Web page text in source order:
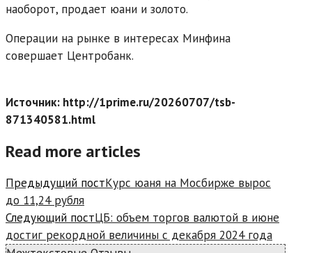
наоборот, продает юани и золото.
Операции на рынке в интересах Минфина
совершает Центробанк.
Источник: http://1prime.ru/20260707/tsb-
871340581.html
Read more articles
Предыдущий постКурс юаня на Мосбирже вырос
до 11,24 рубля
Следующий постЦБ: объем торгов валютой в июне
достиг рекордной величины с декабря 2024 года